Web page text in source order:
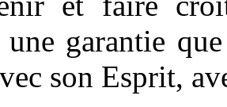
garantie
son Esprit,